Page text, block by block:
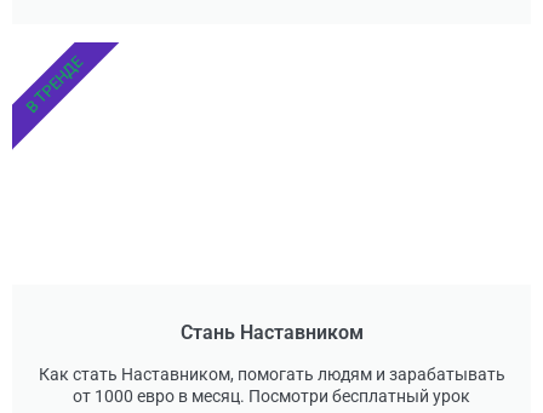
Стань Наставником
Как стать Наставником, помогать людям и зарабатывать
от 1000 евро в месяц. Посмотри бесплатный урок
В ТРЕНДЕ